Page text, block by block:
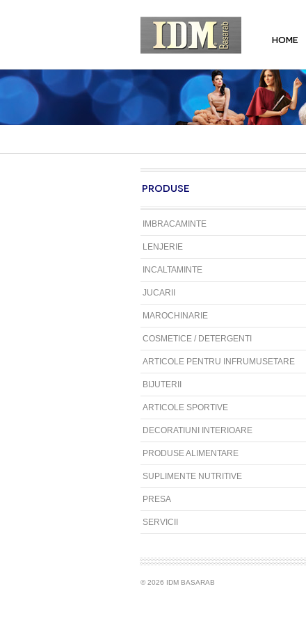
HOME
PRODUSE
IMBRACAMINTE
LENJERIE
INCALTAMINTE
JUCARII
MAROCHINARIE
COSMETICE / DETERGENTI
ARTICOLE PENTRU INFRUMUSETARE
BIJUTERII
ARTICOLE SPORTIVE
DECORATIUNI INTERIOARE
PRODUSE ALIMENTARE
SUPLIMENTE NUTRITIVE
PRESA
SERVICII
© 2026 IDM BASARAB